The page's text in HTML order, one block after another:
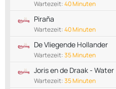
Wartezeit:40 Minuten
Piraña
Wartezeit:40 Minuten
De Vliegende Hollander
Wartezeit:35 Minuten
Joris en de Draak - Water
Wartezeit:35 Minuten